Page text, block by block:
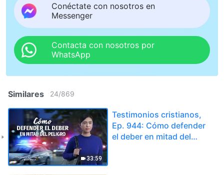
Conéctate con nosotros en
Messenger
Contacta con nosotros por
WhatsApp
Similares 24/869
33:59
Testimonios cristianos,
Ep. 944: Cómo defender
el deber en mitad del